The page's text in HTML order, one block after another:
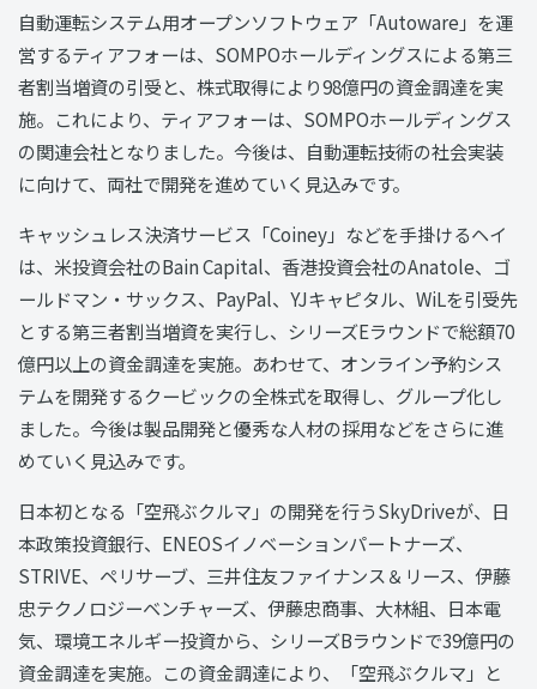
自動運転システム用オープンソフトウェア「Autoware」を運
営するティアフォーは、SOMPOホールディングスによる第三
者割当増資の引受と、株式取得により98億円の資金調達を実
施。これにより、ティアフォーは、SOMPOホールディングス
の関連会社となりました。今後は、自動運転技術の社会実装
に向けて、両社で開発を進めていく見込みです。
キャッシュレス決済サービス「Coiney」などを手掛けるヘイ
は、米投資会社のBain Capital、香港投資会社のAnatole、ゴ
ールドマン・サックス、PayPal、YJキャピタル、WiLを引受先
とする第三者割当増資を実行し、シリーズEラウンドで総額70
億円以上の資金調達を実施。あわせて、オンライン予約シス
テムを開発するクービックの全株式を取得し、グループ化し
ました。今後は製品開発と優秀な人材の採用などをさらに進
めていく見込みです。
日本初となる「空飛ぶクルマ」の開発を行うSkyDriveが、日
本政策投資銀行、ENEOSイノベーションパートナーズ、
STRIVE、ペリサーブ、三井住友ファイナンス＆リース、伊藤
忠テクノロジーベンチャーズ、伊藤忠商事、大林組、日本電
気、環境エネルギー投資から、シリーズBラウンドで39億円の
資金調達を実施。この資金調達により、「空飛ぶクルマ」と